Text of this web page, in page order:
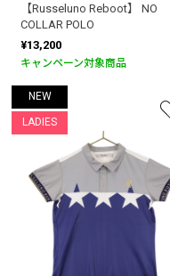
【Russeluno Reboot】 NO
COLLAR POLO
¥13,200
キャンペーン対象商品
NEW
LADIES